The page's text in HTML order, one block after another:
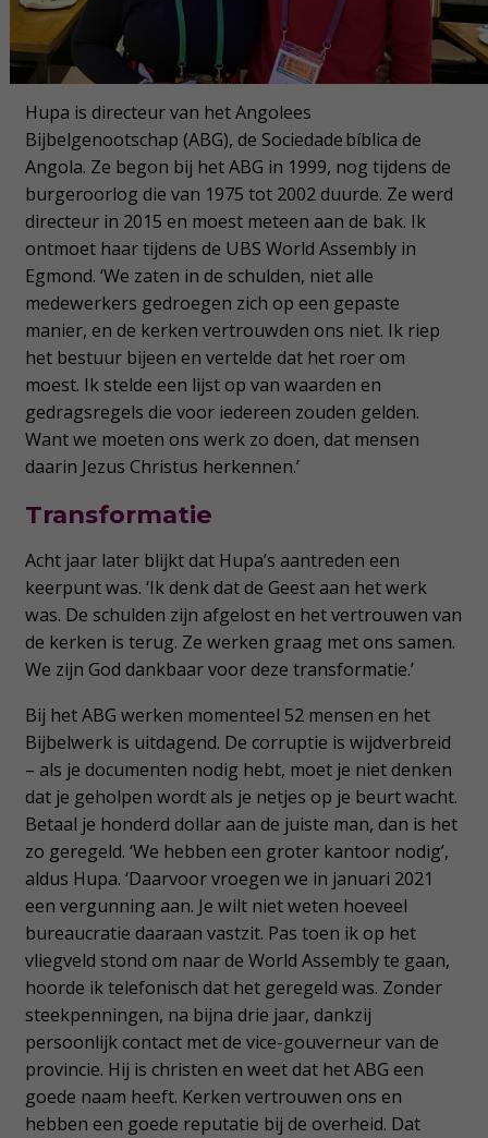
Hupa is directeur van het Angolees
Bijbelgenootschap (ABG), de Sociedade bíblica de
Angola. Ze begon bij het ABG in 1999, nog tijdens de
burgeroorlog die van 1975 tot 2002 duurde. Ze werd
directeur in 2015 en moest meteen aan de bak. Ik
ontmoet haar tijdens de UBS World Assembly in
Egmond. ‘We zaten in de schulden, niet alle
medewerkers gedroegen zich op een gepaste
manier, en de kerken vertrouwden ons niet. Ik riep
het bestuur bijeen en vertelde dat het roer om
moest. Ik stelde een lijst op van waarden en
gedragsregels die voor iedereen zouden gelden.
Want we moeten ons werk zo doen, dat mensen
daarin Jezus Christus herkennen.’
Transformatie
Acht jaar later blijkt dat Hupa’s aantreden een
keerpunt was. ‘Ik denk dat de Geest aan het werk
was. De schulden zijn afgelost en het vertrouwen van
de kerken is terug. Ze werken graag met ons samen.
We zijn God dankbaar voor deze transformatie.’
Bij het ABG werken momenteel 52 mensen en het
Bijbelwerk is uitdagend. De corruptie is wijdverbreid
– als je documenten nodig hebt, moet je niet denken
dat je geholpen wordt als je netjes op je beurt wacht.
Betaal je honderd dollar aan de juiste man, dan is het
zo geregeld. ‘We hebben een groter kantoor nodig’,
aldus Hupa. ‘Daarvoor vroegen we in januari 2021
een vergunning aan. Je wilt niet weten hoeveel
bureaucratie daaraan vastzit. Pas toen ik op het
vliegveld stond om naar de World Assembly te gaan,
hoorde ik telefonisch dat het geregeld was. Zonder
steekpenningen, na bijna drie jaar, dankzij
persoonlijk contact met de vice-gouverneur van de
provincie. Hij is christen en weet dat het ABG een
goede naam heeft. Kerken vertrouwen ons en
hebben een goede reputatie bij de overheid. Dat